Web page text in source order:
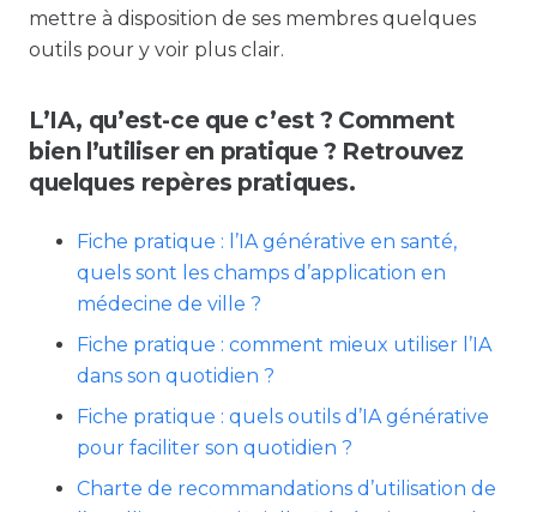
mettre à disposition de ses membres quelques
outils pour y voir plus clair.
L’IA, qu’est-ce que c’est ? Comment
bien l’utiliser en pratique ? Retrouvez
quelques repères pratiques.
Fiche pratique : l’IA générative en santé,
quels sont les champs d’application en
médecine de ville ?
Fiche pratique : comment mieux utiliser l’IA
dans son quotidien ?
Fiche pratique : quels outils d’IA générative
pour faciliter son quotidien ?
Charte de recommandations d’utilisation de